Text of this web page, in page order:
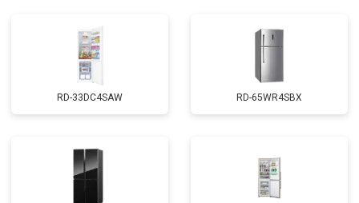
RD-33DC4SAW RD-65WR4SBX